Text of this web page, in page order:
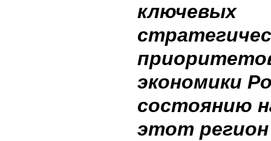
ключевых
экономики
состоянию
этот